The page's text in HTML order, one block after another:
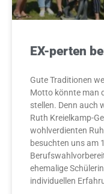
EX-perten
Gute Traditionen
Motto könnte man
stellen. Denn auch
Ruth Kreielkamp-
wohlverdienten
besuchten uns am
ehemalige
individuellen